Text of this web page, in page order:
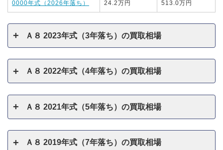
0000年式（2026年落ち） 24.2万円 513.0万円
Ａ８ 2023年式（3年落ち）の買取相場
Ａ８ 2022年式（4年落ち）の買取相場
Ａ８ 2021年式（5年落ち）の買取相場
Ａ８ 2019年式（7年落ち）の買取相場